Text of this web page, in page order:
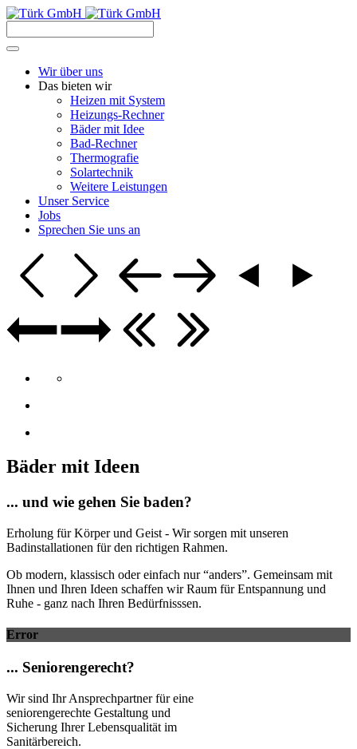
Wir über uns
Das bieten wir
Heizen mit System
Heizungs-Rechner
Bäder mit Idee
Bad-Rechner
Thermografie
Solartechnik
Weitere Leistungen
Unser Service
Jobs
Sprechen Sie uns an
Bäder mit Ideen
... und wie gehen Sie baden?
Erholung für Körper und Geist - Wir sorgen mit unseren
Badinstallationen für den richtigen Rahmen.
Ob modern, klassisch oder einfach nur “anders”. Gemeinsam mit
Ihnen und Ihren Ideen schaffen wir Raum für Entspannung und
Ruhe - ganz nach Ihren Bedürfnisssen.
Error
... Seniorengerecht?
Wir sind Ihr Ansprechpartner für eine
seniorengerechte Gestaltung und
Sicherung Ihrer Lebensqualität im
Sanitärbereich.